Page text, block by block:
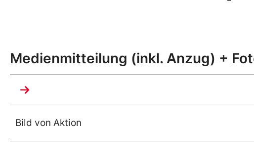
Medienmitteilung (inkl. Anzug) +
Bild von Aktion